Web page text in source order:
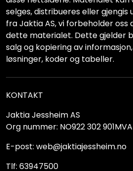
selges, distribueres eller
fra Jaktia AS, vi forbeholder
dette materialet. Dette gjelder
salg og kopiering av
løsninger, koder og tabeller.
KONTAKT
Jaktia Jessheim AS
Org nummer: NO922 302 901MVA
E-post: web@jaktiajessheim.no
Tlf: 63947500